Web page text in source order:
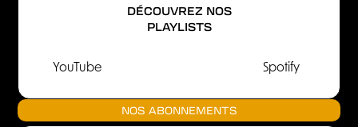
DÉCOUVREZ NOS
PLAYLISTS
YouTube Spotify
NOS ABONNEMENTS